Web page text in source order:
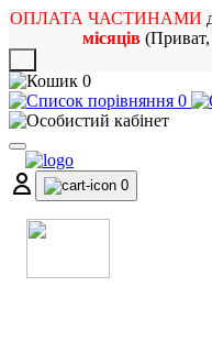
ОПЛАТА ЧАСТИНАМИ
місяців
0
0
0